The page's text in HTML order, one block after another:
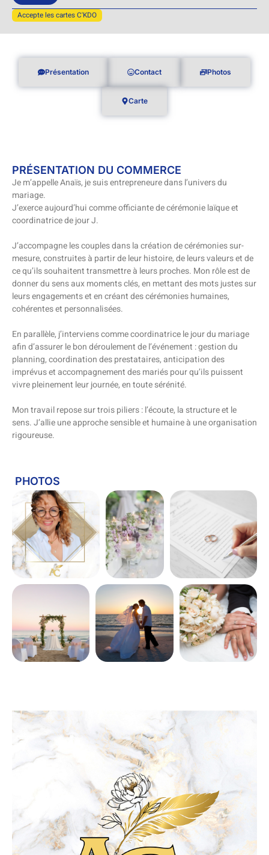
Accepte les cartes C'KDO
Présentation Contact Photos
Carte
PRÉSENTATION DU COMMERCE
Je m’appelle Anaïs, je suis entrepreneure dans l’univers du
mariage.
J’exerce aujourd’hui comme officiante de cérémonie laïque et
coordinatrice de jour J.
J’accompagne les couples dans la création de cérémonies sur-
mesure, construites à partir de leur histoire, de leurs valeurs et de
ce qu’ils souhaitent transmettre à leurs proches. Mon rôle est de
donner du sens aux moments clés, en mettant des mots justes sur
leurs engagements et en créant des cérémonies humaines,
cohérentes et personnalisées.
En parallèle, j’interviens comme coordinatrice le jour du mariage
afin d’assurer le bon déroulement de l’événement : gestion du
planning, coordination des prestataires, anticipation des
imprévus et accompagnement des mariés pour qu’ils puissent
vivre pleinement leur journée, en toute sérénité.
Mon travail repose sur trois piliers : l’écoute, la structure et le
sens. J’allie une approche sensible et humaine à une organisation
rigoureuse.
PHOTOS